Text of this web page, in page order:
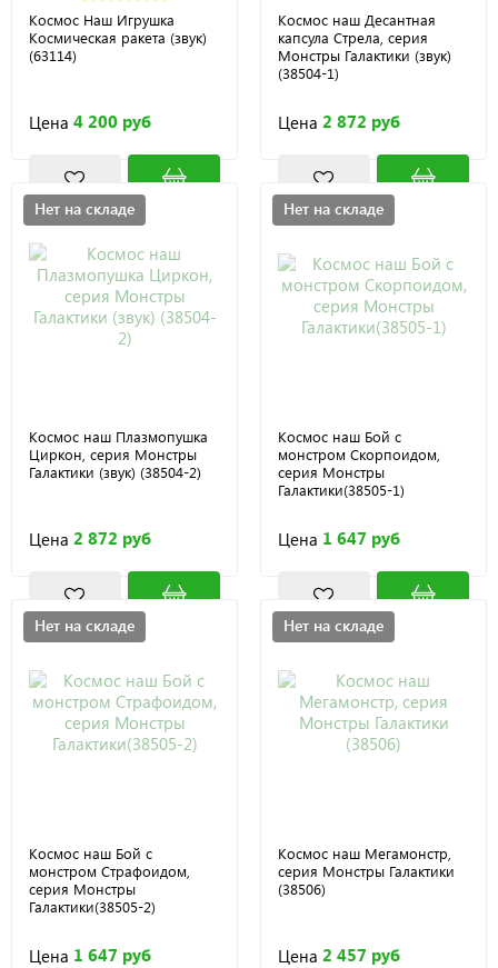
Космос Наш Игрушка
Космическая ракета (звук)
(63114)
Цена 4 200 руб
Космос наш Десантная
капсула Стрела, серия
Монстры Галактики (звук)
(38504-1)
Цена 2 872 руб
Нет на складе
Космос наш Плазмопушка
Циркон, серия Монстры
Галактики (звук) (38504-2)
Цена 2 872 руб
Нет на складе
Космос наш Бой с
монстром Скорпоидом,
серия Монстры
Галактики(38505-1)
Цена 1 647 руб
Нет на складе
Космос наш Бой с
монстром Страфоидом,
серия Монстры
Галактики(38505-2)
Цена 1 647 руб
Нет на складе
Космос наш Мегамонстр,
серия Монстры Галактики
(38506)
Цена 2 457 руб